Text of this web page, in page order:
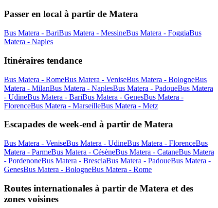
Passer en local à partir de Matera
Bus Matera - BariBus Matera - MessineBus Matera - FoggiaBus
Matera - Naples
Itinéraires tendance
Bus Matera - RomeBus Matera - VeniseBus Matera - BologneBus
Matera - MilanBus Matera - NaplesBus Matera - PadoueBus Matera
- UdineBus Matera - BariBus Matera - GenesBus Matera -
FlorenceBus Matera - MarseilleBus Matera - Metz
Escapades de week-end à partir de Matera
Bus Matera - VeniseBus Matera - UdineBus Matera - FlorenceBus
Matera - ParmeBus Matera - CésèneBus Matera - CataneBus Matera
- PordenoneBus Matera - BresciaBus Matera - PadoueBus Matera -
GenesBus Matera - BologneBus Matera - Rome
Routes internationales à partir de Matera et des
zones voisines